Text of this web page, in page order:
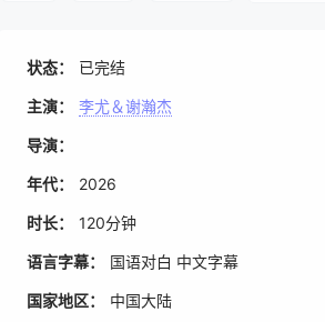
状态： 已完结
主演： 李尤＆谢瀚杰
导演：
年代： 2026
时长： 120分钟
语言字幕： 国语对白 中文字幕
国家地区： 中国大陆